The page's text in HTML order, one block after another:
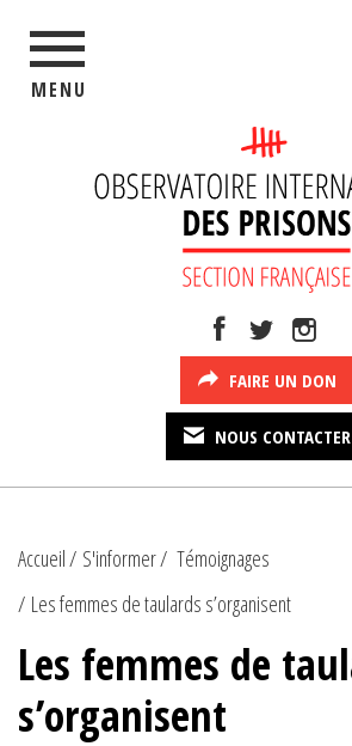
MENU
FAIRE UN DON
NOUS CONTACTER
Accueil S'informer
Témoignages
Les femmes de taulards s’organisent
Les femmes de
s’organisent